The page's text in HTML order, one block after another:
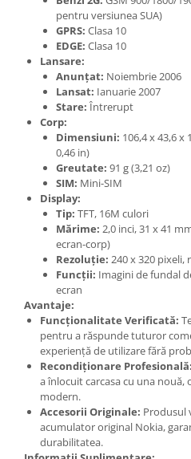
Motorola
Samsung
Vodafone
Xiaomi
Mufa incarcare
Allview
Lenovo
Nokia
Samsung
Placi de baza
Placa de baza Allview
Alcatel
Apple
pentru versiunea SUA)
GPRS: Clasa 10
EDGE: Clasa 10
Lansare:
Anunțat: Noiembrie 2006
Lansat: Ianuarie 2007
Stare: Întrerupt
Corp:
Dimensiuni: 106,4 x 43,6 x
0,46 in)
Greutate: 91 g (3,21 oz)
SIM: Mini-SIM
Display:
Tip: TFT, 16M culori
Mărime: 2,0 inci, 31 x 41
ecran-corp)
Rezoluție: 240 x 320 pixeli,
Funcții: Imagini de fundal
ecran
Avantaje:
Funcționalitate Verificată:
pentru a răspunde tuturor
experiență de utilizare fără
Recondiționare Profesională:
a înlocuit carcasa cu una
modern.
Accesorii Originale: Produsul
acumulator original Nokia,
durabilitatea.